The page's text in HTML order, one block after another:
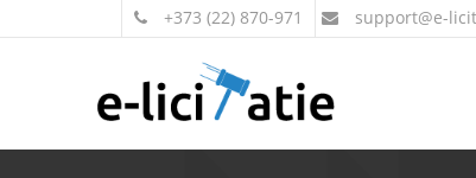
+373 (22) 870-971 support@e-